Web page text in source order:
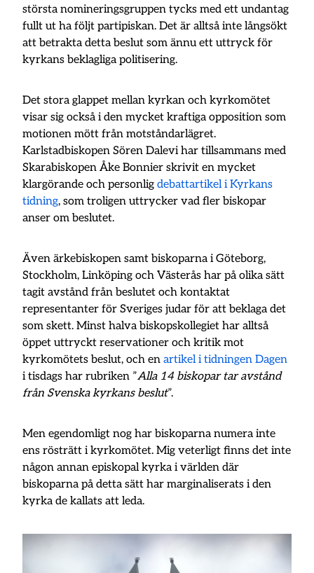
största nomineringsgruppen tycks med ett undantag
fullt ut ha följt partipiskan. Det är alltså inte långsökt
att betrakta detta beslut som ännu ett uttryck för
kyrkans beklagliga politisering.
Det stora glappet mellan kyrkan och kyrkomötet
visar sig också i den mycket kraftiga opposition som
motionen mött från motståndarlägret.
Karlstadbiskopen Sören Dalevi har tillsammans med
Skarabiskopen Åke Bonnier skrivit en mycket
klargörande och personligdebattartikel i Kyrkans
tidning, som troligen uttrycker vad fler biskopar
anser om beslutet.
Även ärkebiskopen samt biskoparna i Göteborg,
Stockholm, Linköping och Västerås har på olika sätt
tagit avstånd från beslutet och kontaktat
representanter för Sveriges judar för att beklaga det
som skett. Minst halva biskopskollegiet har alltså
öppet uttryckt reservationer och kritik mot
kyrkomötets beslut, och enartikel i tidningen Dagen
i tisdags har rubriken ”Alla 14 biskopar tar avstånd
från Svenska kyrkans beslut”.
Men egendomligt nog har biskoparna numera inte
ens rösträtt i kyrkomötet. Mig veterligt finns det inte
någon annan episkopal kyrka i världen där
biskoparna på detta sätt har marginaliserats i den
kyrka de kallats att leda.